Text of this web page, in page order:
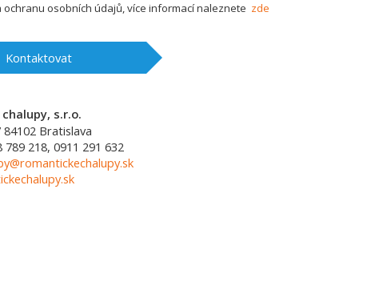
ochranu osobních údajů, více informací naleznete zde
Kontaktovat
s.r.o.
84102 Bratislava
789 218, 0911 291 632